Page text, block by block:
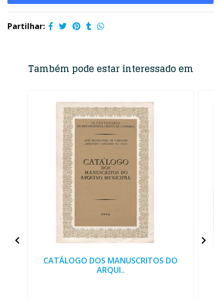
Partilhar:
Também pode estar interessado em
CATÁLOGO DOS MANUSCRITOS DO
ARQUI..